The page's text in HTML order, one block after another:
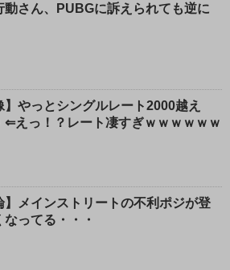
動さん、PUBGに訴えられても逆に
】やっとシングルレート2000越え
⇐えっ！？レート凄すぎｗｗｗｗｗｗ
】メインストリートの不利ポジが登
なってる・・・